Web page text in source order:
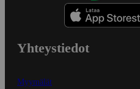
Yhteystiedot
Myymälät